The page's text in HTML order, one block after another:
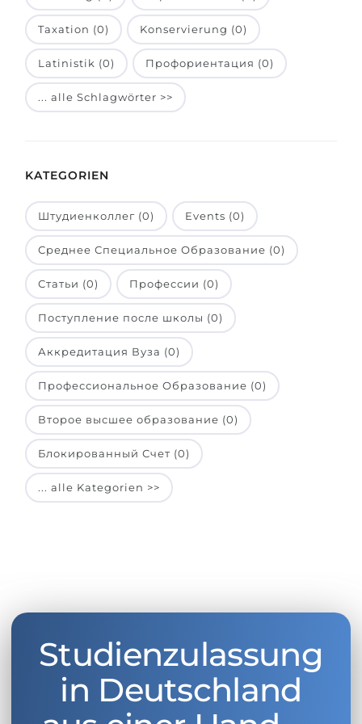
Unsere Studierenden werden
BERATUNG!
Belarus
Anderes Land
BERATUNG BUCHEN
Taxation (0) Konservierung (0)
Latinistik (0) Профориентация (0)
... alle Schlagwörter >>
KATEGORIEN
Штудиенколлег (0) Events (0)
Среднее Специальное Образование (0)
Статьи (0) Профессии (0)
Поступление после школы (0)
Аккредитация Вуза (0)
Профессиональное Образование (0)
Второе высшее образование (0)
Блокированный Счет (0)
... alle Kategorien >>
Studienzulassung
in Deutschland